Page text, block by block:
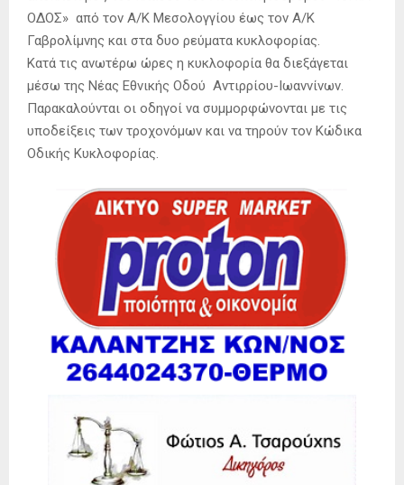
ΟΔΟΣ» από τον Α/Κ Μεσολογγίου έως τον Α/Κ
Γαβρολίμνης και στα δυο ρεύματα κυκλοφορίας.
Κατά τις ανωτέρω ώρες η κυκλοφορία θα διεξάγεται
μέσω της Νέας Εθνικής Οδού Αντιρρίου-Ιωαννίνων.
Παρακαλούνται οι οδηγοί να συμμορφώνονται με τις
υποδείξεις των τροχονόμων και να τηρούν τον Κώδικα
Οδικής Κυκλοφορίας.